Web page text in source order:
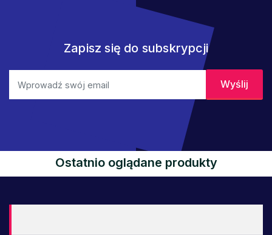
Zapisz się do subskrypcji
Ostatnio oglądane produkty